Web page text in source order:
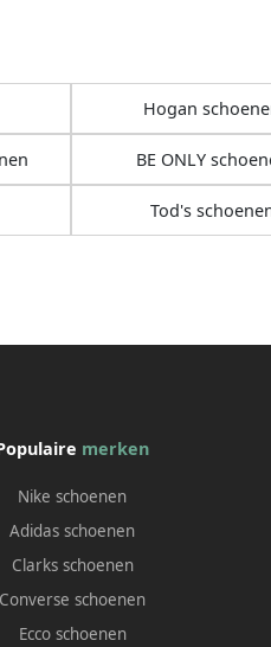
Hogan
BE ONLY
Tod's
merken
Nike schoenen
Adidas schoenen
Clarks schoenen
Converse schoenen
Ecco schoenen